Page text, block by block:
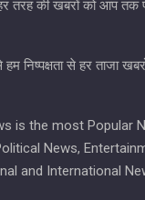
तरह की खबरों को आप तक
हम निष्पक्षता से हर ताजा
is the most Popular
News,
and International